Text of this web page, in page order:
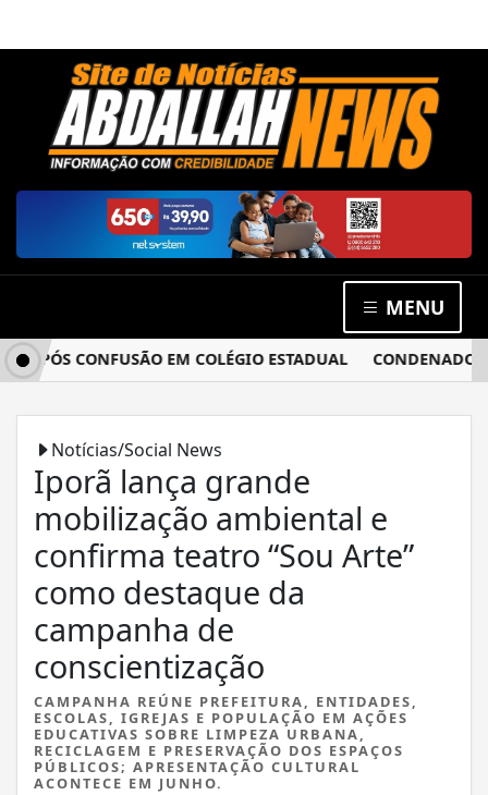
MENU
CONFUSÃO EM COLÉGIO ESTADUAL CONDENADO POR
Notícias/Social News
Iporã lança grande
mobilização ambiental e
confirma teatro “Sou Arte”
como destaque da
campanha de
conscientização
CAMPANHA REÚNE PREFEITURA, ENTIDADES,
ESCOLAS, IGREJAS E POPULAÇÃO EM AÇÕES
EDUCATIVAS SOBRE LIMPEZA URBANA,
RECICLAGEM E PRESERVAÇÃO DOS ESPAÇOS
PÚBLICOS; APRESENTAÇÃO CULTURAL
ACONTECE EM JUNHO.